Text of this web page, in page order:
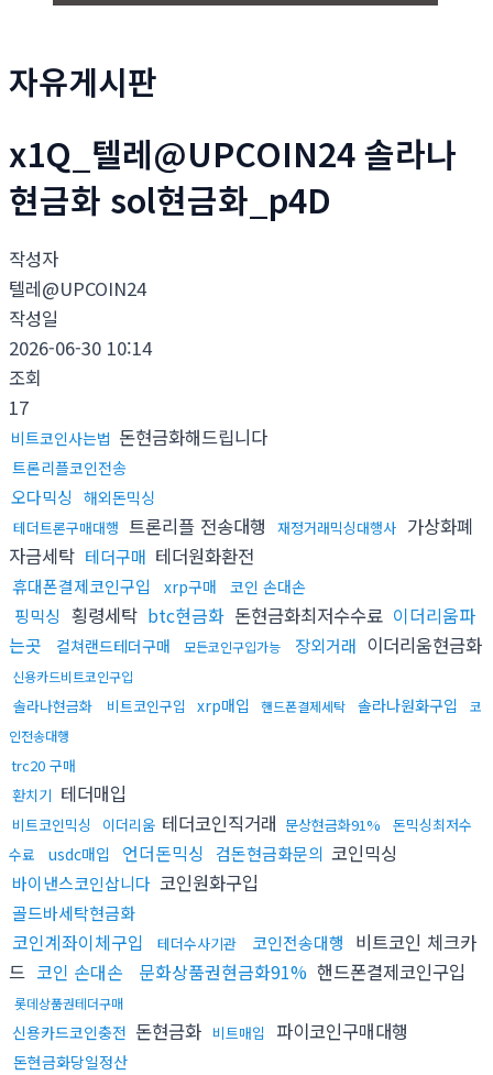
자유게시판
x1Q_텔레@UPCOIN24 솔라나
현금화 sol현금화_p4D
작성자
텔레@UPCOIN24
작성일
2026-06-30 10:14
조회
17
비트코인사는법 돈현금화해드립니다
트론리플코인전송
오다믹싱 해외돈믹싱
테더트론구매대행 트론리플 전송대행 재정거래믹싱대행사 가상화폐
자금세탁 테더구매 테더원화환전
휴대폰결제코인구입 xrp구매 코인 손대손
핑믹싱 횡령세탁 btc현금화 돈현금화최저수수료 이더리움파
는곳
컬쳐랜드테더구매 모든코인구입가능 장외거래 이더리움현금화
신용카드비트코인구입
솔라나현금화 비트코인구입 xrp매입 핸드폰결제세탁 솔라나원화구입
코
인전송대행
trc20 구매
환치기 테더매입
비트코인믹싱 이더리움 테더코인직거래 문상현금화91%
돈믹싱최저수
수료
usdc매입 언더돈믹싱 검돈현금화문의 코인믹싱
바이낸스코인삽니다 코인원화구입
골드바세탁현금화
코인계좌이체구입 테더수사기관 코인전송대행
비트코인 체크카
드 코인 손대손 문화상품권현금화91% 핸드폰결제코인구입
롯데상품권테더구매
신용카드코인충전 돈현금화 비트매입 파이코인구매대행
돈현금화당일정산